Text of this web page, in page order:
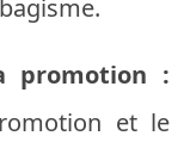
promotion :
et le